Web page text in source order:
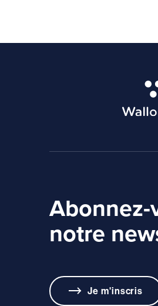
Abonnez-
notre
Je m'inscris